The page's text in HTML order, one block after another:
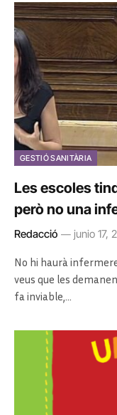
GESTIÓ SANITÀRIA
Les escoles
però no una
Redacció junio 17,
No hi haurà
veus que les
fa inviable,…